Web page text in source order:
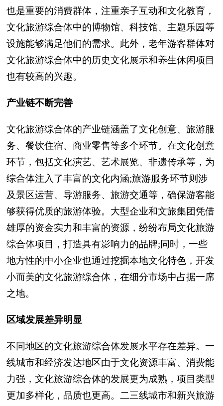
也是重要的消费群体，注重亲子互动和文化教育，
文化旅游综合体中的博物馆、科技馆、主题乐园等
设施能够满足他们的需求。此外，老年游客群体对
文化旅游综合体中的历史文化展示和养生休闲项目
也有较高的兴趣。
产业链不断完善
文化旅游综合体的产业链涵盖了文化创意、旅游服
务、餐饮住宿、商业零售等多个环节。在文化创意
环节，包括文化演艺、艺术展览、非遗传承等，为
综合体注入了丰富的文化内涵;旅游服务环节则涉
及景区运营、导游服务、旅游交通等，确保游客能
够获得优质的旅游体验。大型企业和文旅集团凭借
雄厚的资金实力和丰富的资源，纷纷布局文化旅游
综合体项目，打造具有影响力的品牌;同时，一些
地方性的中小企业也通过挖掘本地文化特色，开发
小而美的文化旅游综合体，在细分市场中占据一席
之地。
区域发展差异明显
不同地区的文化旅游综合体发展水平存在差异。一
线城市和经济发达地区由于文化资源丰富、消费能
力强，文化旅游综合体的发展更为成熟，项目类型
更加多样化，品质也更高。二三线城市和新兴旅游